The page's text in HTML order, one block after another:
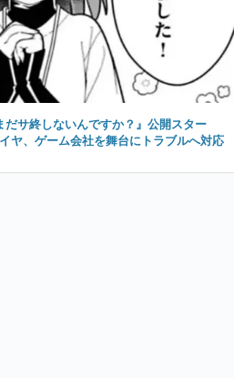
サ終しないんですか？』公開スター
ヤ、ゲーム会社を舞台にトラブルへ対応